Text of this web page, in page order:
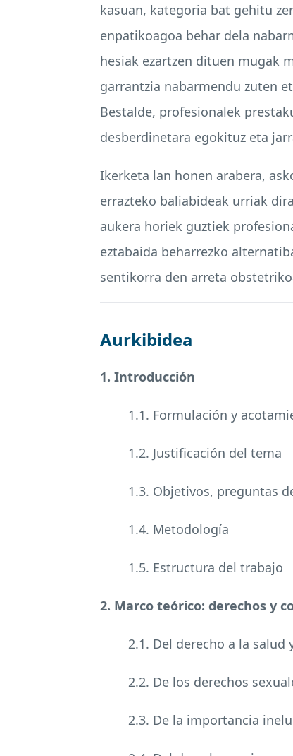
kasuan, kategoria bat gehitu
enpatikoagoa behar dela
hesiak ezartzen dituen mugak
garrantzia nabarmendu zuten
Bestalde, profesionalek
desberdinetara egokituz eta
Ikerketa lan honen arabera,
errazteko baliabideak urriak
aukera horiek guztiek
eztabaida beharrezko
sentikorra den arreta
Aurkibidea
1. Introducción
1.1. Formulación y
1.2. Justificación del tema
1.3. Objetivos, preguntas
1.4. Metodología
1.5. Estructura del trabajo
2. Marco teórico: derechos y
2.1. Del derecho a la salud
2.2. De los derechos
2.3. De la importancia